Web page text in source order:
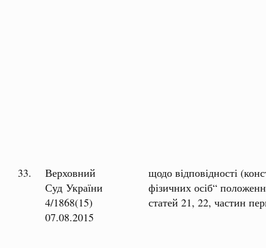
33.
Верховний
Суд України
4/1868(15)
07.08.2015
щодо відповідності
фізичних осіб“
статей 21, 22, частин